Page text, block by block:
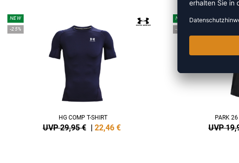
NEW
-25%
HG COMP T-SHIRT
UVP 29,95 € | 22,46 €
NEW
-35%
PARK
UVP